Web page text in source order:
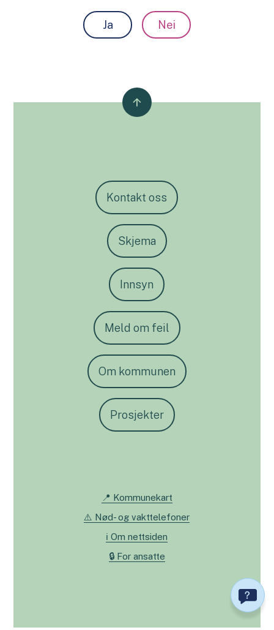
Ja Nei
Kontakt oss
Skjema
Innsyn
Meld om feil
Om kommunen
Prosjekter
📍 Kommunekart
⚠️ Nød- og vakttelefoner
ℹ️ Om nettsiden
🔒 For ansatte